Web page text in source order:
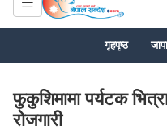
गृहपृष्ठ
फुकुशिमामा पर्यटक
रोजगारी